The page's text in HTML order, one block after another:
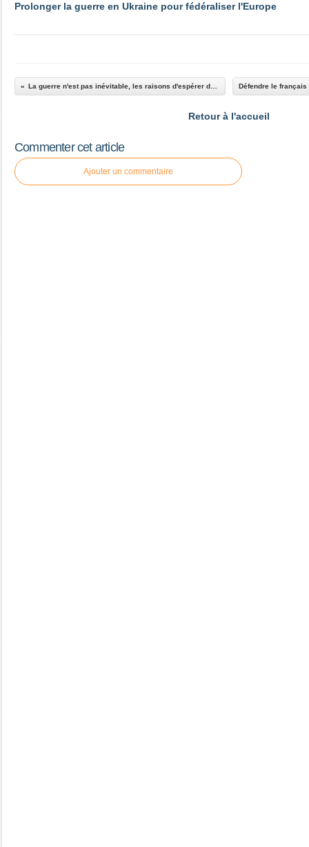
Prolonger la guerre en Ukraine pour fédéraliser l'Europe
Retour à l'accueil
Commenter cet article
Ajouter un commentaire